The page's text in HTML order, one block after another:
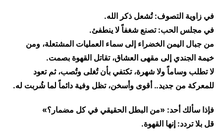
​في زاوية التصوف: تُشعل ذكر الله.
​في مجلس الحب: تصنع شغفاً لا ينطفئ.
​من جبال اليمن الخضراء إلى سماء العمليات المشتعلة، ومن
خيمة الجندي إلى مقهى العشاق، تقاتل القهوة بصمت.
لا تطلب وساماً ولا شهرة، تكتفي بأن تُغلى وتُصب، ثم تعود
للمعركة من جديد.. أقوى وأسخن، تظل وفية دائماً لما شُربت له.
​فإذا سألك أحد: «من البطل الحقيقي في كل مضمار؟»
قل بلا تردد: إنها القهوة.